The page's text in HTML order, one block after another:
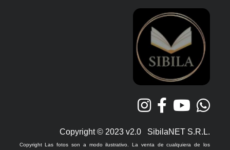
Copyright © 2023 v2.0 SibilaNET S.R.L.
Copyright Las fotos son a modo ilustrativo. La venta de cualquiera de los